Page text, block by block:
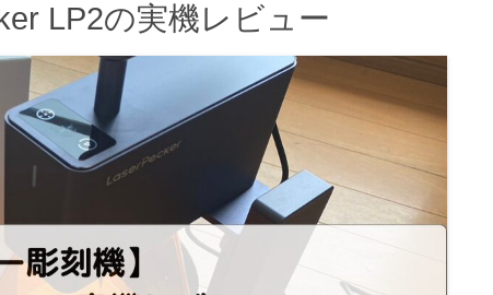
LP2の実機レビュー